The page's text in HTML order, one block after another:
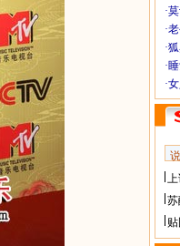
·
·
·
·
·
上
苏